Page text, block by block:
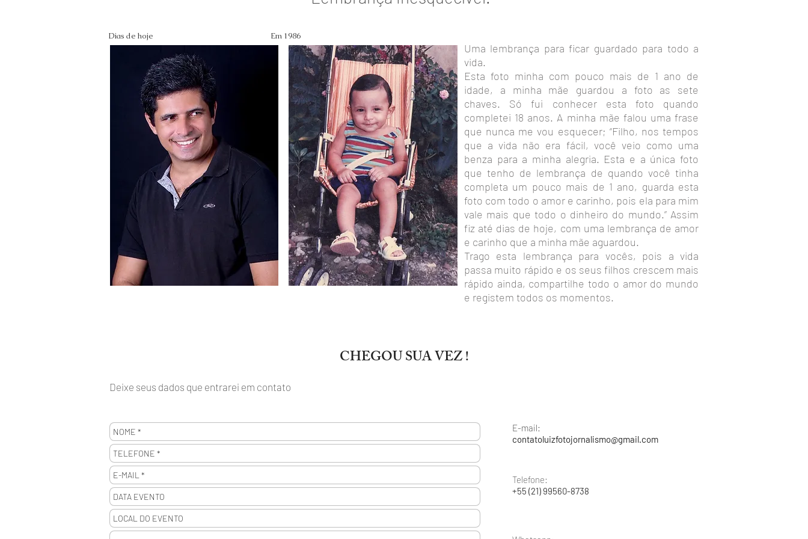
Dias de hoje Em 1986
Uma lembrança para ficar guardado para todo a
vida. ​
Esta foto minha com pouco mais de 1 ano de
idade, a minha mãe guardou a foto as sete
chaves. Só fui conhecer esta foto quando
completei 18 anos. A minha mãe falou uma frase
que nunca me vou esquecer; “Filho, nos tempos
que a vida não era fácil, você veio como uma
benza para a minha alegria. Esta e a única foto
que tenho de lembrança de quando você tinha
completa um pouco mais de 1 ano, guarda esta
foto com todo o amor e carinho, pois ela para mim
vale mais que todo o dinheiro do mundo.” Assim
fiz até dias de hoje, com uma lembrança de amor
e carinho que a minha mãe aguardou.
Trago esta lembrança para vocês, pois a vida
passa muito rápido e os seus filhos crescem mais
rápido ainda, compartilhe todo o amor do mundo
e registem todos os momentos.
CHEGOU SUA VEZ !
Deixe seus dados que entrarei em contato
E-mail:
contatoluizfotojornalismo@gmail.com
Telefone:
+55 (21) 99560-8738